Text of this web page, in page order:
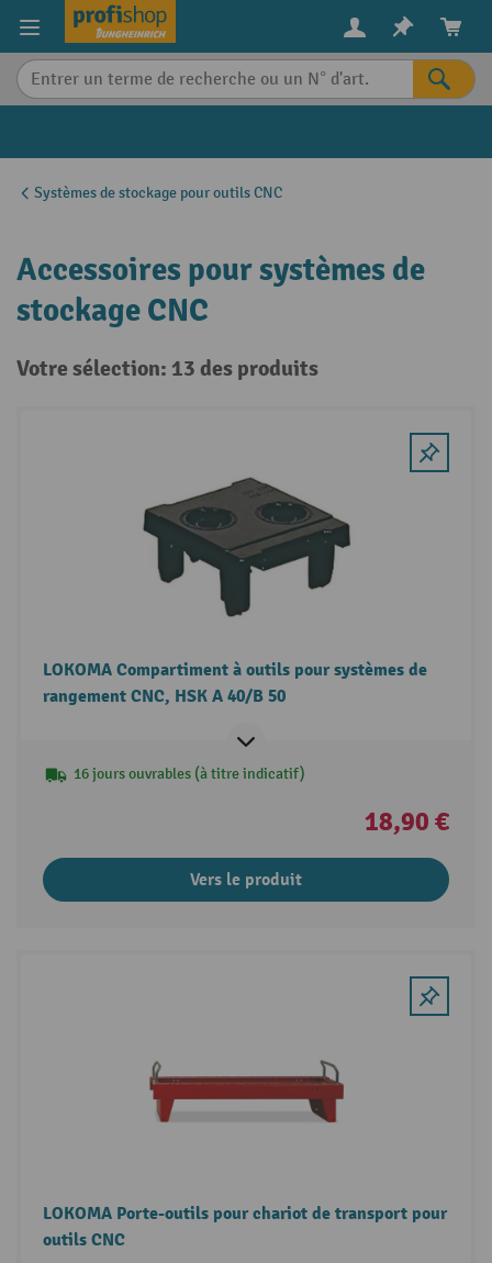
content
Systèmes de stockage pour outils CNC
Accessoires pour systèmes de
stockage CNC
Votre sélection: 13 des produits
LOKOMA Compartiment à outils pour systèmes de
rangement CNC, HSK A 40/B 50
16 jours ouvrables (à titre indicatif)
18,90 €
Vers le produit
LOKOMA Porte-outils pour chariot de transport pour
outils CNC